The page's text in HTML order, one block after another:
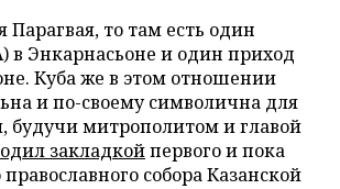
Парагвая, то там есть один
в Энкарнасьоне и один приход
Куба же в этом отношении
и по-своему символична для
будучи митрополитом и главой
закладкойпервого и пока
собора Казанской